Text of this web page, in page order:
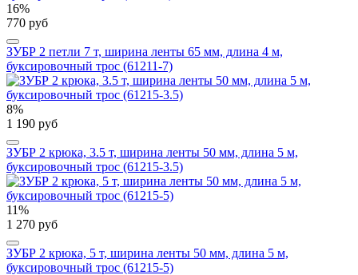
16%
770 руб
ЗУБР 2 петли 7 т, ширина ленты 65 мм, длина 4 м,
буксировочный трос (61211-7)
8%
1 190 руб
ЗУБР 2 крюка, 3.5 т, ширина ленты 50 мм, длина 5 м,
буксировочный трос (61215-3.5)
11%
1 270 руб
ЗУБР 2 крюка, 5 т, ширина ленты 50 мм, длина 5 м,
буксировочный трос (61215-5)